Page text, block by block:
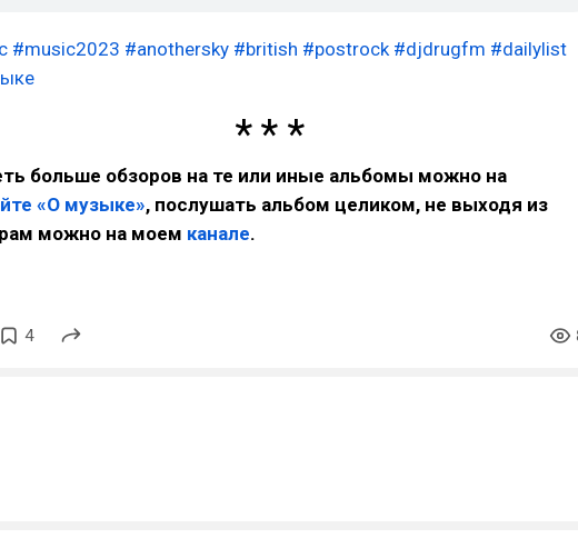
#music2023 #anothersky #british #postrock #djdrugfm #dailylist
больше обзоров на те или иные альбомы можно на
«О музыке», послушать альбом целиком, не выходя из
можно на моем канале.
4